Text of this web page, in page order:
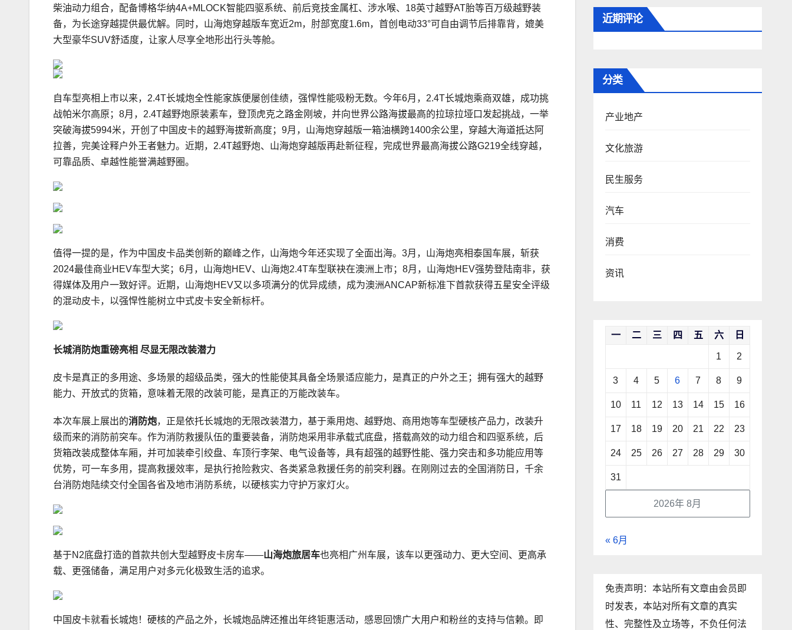
柴油动力组合，配备博格华纳4A+MLOCK智能四驱系统、前后竞技金属杠、涉水喉、18英寸越野AT胎等百万级越野装
备，为长途穿越提供最优解。同时，山海炮穿越版车宽近2m，肘部宽度1.6m，首创电动33°可自由调节后排靠背，媲美
大型豪华SUV舒适度，让家人尽享全地形出行头等舱。
自车型亮相上市以来，2.4T长城炮全性能家族便屡创佳绩，强悍性能吸粉无数。今年6月，2.4T长城炮乘商双雄，成功挑
战帕米尔高原；8月，2.4T越野炮原装素车，登顶虎克之路金刚坡，并向世界公路海拔最高的拉琼拉垭口发起挑战，一举
突破海拔5994米，开创了中国皮卡的越野海拔新高度；9月，山海炮穿越版一箱油横跨1400余公里，穿越大海道抵达阿
拉善，完美诠释户外王者魅力。近期，2.4T越野炮、山海炮穿越版再赴新征程，完成世界最高海拔公路G219全线穿越，
可靠品质、卓越性能誉满越野圈。
值得一提的是，作为中国皮卡品类创新的巅峰之作，山海炮今年还实现了全面出海。3月，山海炮亮相泰国车展，斩获
2024最佳商业HEV车型大奖；6月，山海炮HEV、山海炮2.4T车型联袂在澳洲上市；8月，山海炮HEV强势登陆南非，获
得媒体及用户一致好评。近期，山海炮HEV又以多项满分的优异成绩，成为澳洲ANCAP新标准下首款获得五星安全评级
的混动皮卡，以强悍性能树立中式皮卡安全新标杆。
长城消防炮重磅亮相 尽显无限改装潜力
皮卡是真正的多用途、多场景的超级品类，强大的性能使其具备全场景适应能力，是真正的户外之王；拥有强大的越野
能力、开放式的货箱，意味着无限的改装可能，是真正的万能改装车。
本次车展上展出的消防炮，正是依托长城炮的无限改装潜力，基于乘用炮、越野炮、商用炮等车型硬核产品力，改装升
级而来的消防前突车。作为消防救援队伍的重要装备，消防炮采用非承载式底盘，搭载高效的动力组合和四驱系统，后
货箱改装成整体车厢，并可加装牵引绞盘、车顶行李架、电气设备等，具有超强的越野性能、强力突击和多功能应用等
优势，可一车多用，提高救援效率，是执行抢险救灾、各类紧急救援任务的前突利器。在刚刚过去的全国消防日，千余
台消防炮陆续交付全国各省及地市消防系统，以硬核实力守护万家灯火。
基于N2底盘打造的首款共创大型越野皮卡房车——山海炮旅居车也亮相广州车展，该车以更强动力、更大空间、更高承
载、更强储备，满足用户对多元化极致生活的追求。
中国皮卡就看长城炮！硬核的产品之外，长城炮品牌还推出年终钜惠活动，感恩回馈广大用户和粉丝的支持与信赖。即
近期评论
分类
产业地产
文化旅游
民生服务
汽车
消费
资讯
2026年 8月
一 二 三 四 五 六 日
1 2
3 4 5 6 7 8 9
10 11 12 13 14 15 16
17 18 19 20 21 22 23
24 25 26 27 28 29 30
31
« 6月
免责声明：本站所有文章由会员即
时发表，本站对所有文章的真实
性、完整性及立场等，不负任何法